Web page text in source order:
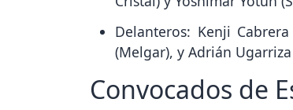
Delanteros: Kenji
(Melgar), y Adrián
Convocados de